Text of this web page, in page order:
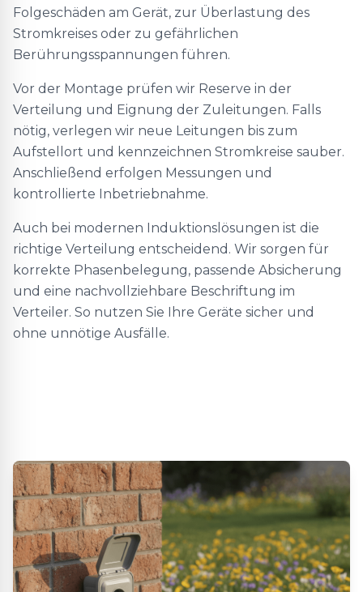
Folgeschäden am Gerät, zur Überlastung des
Stromkreises oder zu gefährlichen
Berührungsspannungen führen.
Vor der Montage prüfen wir Reserve in der
Verteilung und Eignung der Zuleitungen. Falls
nötig, verlegen wir neue Leitungen bis zum
Aufstellort und kennzeichnen Stromkreise sauber.
Anschließend erfolgen Messungen und
kontrollierte Inbetriebnahme.
Auch bei modernen Induktionslösungen ist die
richtige Verteilung entscheidend. Wir sorgen für
korrekte Phasenbelegung, passende Absicherung
und eine nachvollziehbare Beschriftung im
Verteiler. So nutzen Sie Ihre Geräte sicher und
ohne unnötige Ausfälle.